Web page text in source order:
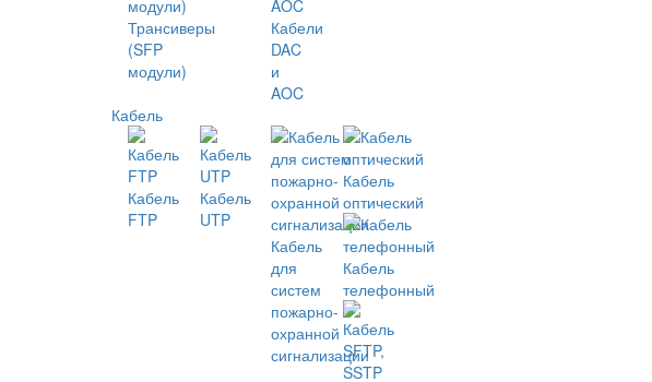
Трансиверы
(SFP
модули)
Кабели
DAC
и
AOC
Кабель
Кабель
FTP
Кабель
UTP
Кабель
для
систем
пожарно-
охранной
сигнализации
Кабель
оптический
Кабель
телефонный